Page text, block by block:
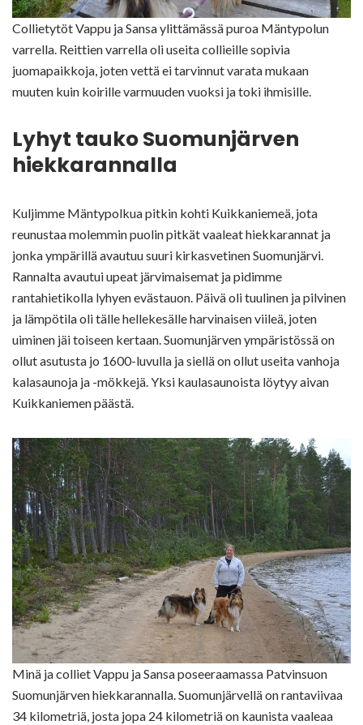
Collietytöt Vappu ja Sansa ylittämässä puroa Mäntypolun
varrella. Reittien varrella oli useita collieille sopivia
juomapaikkoja, joten vettä ei tarvinnut varata mukaan
muuten kuin koirille varmuuden vuoksi ja toki ihmisille.
Lyhyt tauko Suomunjärven
hiekkarannalla
Kuljimme Mäntypolkua pitkin kohti Kuikkaniemeä, jota
reunustaa molemmin puolin pitkät vaaleat hiekkarannat ja
jonka ympärillä avautuu suuri kirkasvetinen Suomunjärvi.
Rannalta avautui upeat järvimaisemat ja pidimme
rantahietikolla lyhyen evästauon. Päivä oli tuulinen ja pilvinen
ja lämpötila oli tälle hellekesälle harvinaisen viileä, joten
uiminen jäi toiseen kertaan. Suomunjärven ympäristössä on
ollut asutusta jo 1600-luvulla ja siellä on ollut useita vanhoja
kalasaunoja ja -mökkejä. Yksi kaulasaunoista löytyy aivan
Kuikkaniemen päästä.
Minä ja colliet Vappu ja Sansa poseeraamassa Patvinsuon
Suomunjärven hiekkarannalla. Suomunjärvellä on rantaviivaa
34 kilometriä, josta jopa 24 kilometriä on kaunista vaaleaa